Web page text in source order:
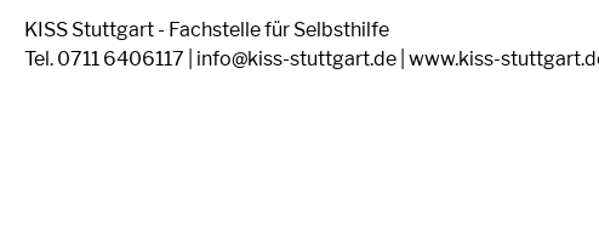
KISS Stuttgart - Fachstelle für Selbsthilfe
Tel. 0711 6406117 | info@kiss-stuttgart.de | www.kiss-